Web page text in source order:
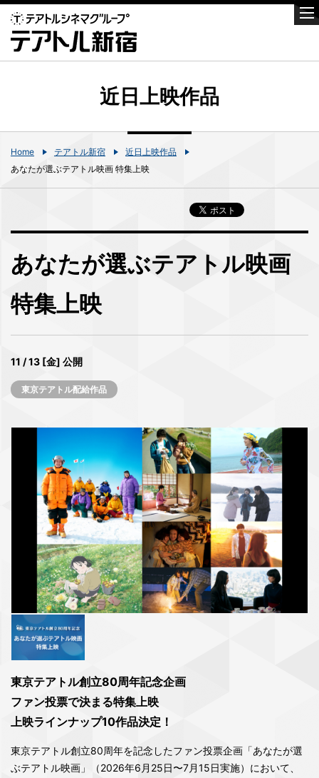
近日上映作品
Home テアトル新宿
近日上映作品
あなたが選ぶテアトル映画 特集上映
あなたが選ぶテアトル映画
特集上映
11 / 13 [金] 公開
東京テアトル配給作品
東京テアトル創立80周年記念企画
ファン投票で決まる特集上映
上映ラインナップ10作品決定！
東京テアトル創立80周年を記念したファン投票企画「あなたが選
ぶテアトル映画」（2026年6月25日〜7月15日実施）において、